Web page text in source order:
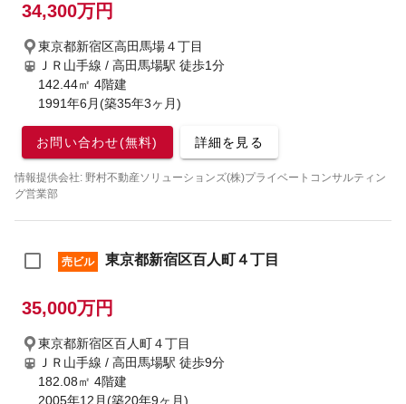
34,300万円
東京都新宿区高田馬場４丁目
ＪＲ山手線 / 高田馬場駅 徒歩1分
142.44㎡ 4階建
1991年6月(築35年3ヶ月)
お問い合わせ(無料) 詳細を見る
情報提供会社: 野村不動産ソリューションズ(株)プライベートコンサルティン
グ営業部
売ビル 東京都新宿区百人町４丁目
35,000万円
東京都新宿区百人町４丁目
ＪＲ山手線 / 高田馬場駅 徒歩9分
182.08㎡ 4階建
2005年12月(築20年9ヶ月)